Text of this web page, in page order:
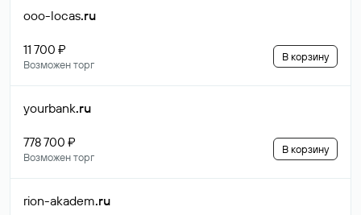
ooo-locas.ru
11 700 ₽
Возможен торг
В корзину
yourbank.ru
778 700 ₽
Возможен торг
В корзину
rion-akadem.ru